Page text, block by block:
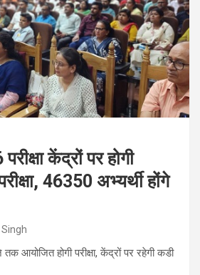
केंद्रों पर होगी
46350 अभ्यर्थी होंगे
Singh
आयोजित होगी परीक्षा, केंद्रों पर रहेगी कडी